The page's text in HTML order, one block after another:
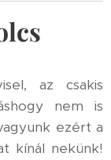
az csakis
nem is
ezért a
kínál nekünk!